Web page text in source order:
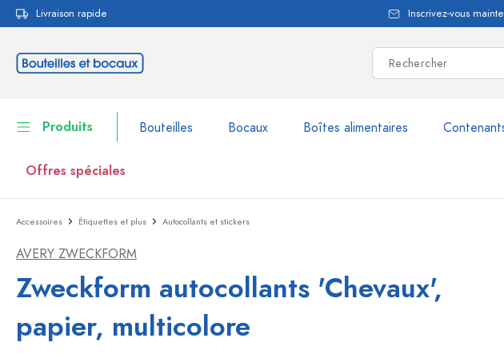
Passer à la navigation principale
Livraison rapide Inscrivez-vous
Produits Bouteilles Bocaux Boîtes alimentaires
Offres spéciales
Bouteilles
Boîtes alimentaires
Vaisselle
Voir la catégorie Bouteilles
Bouteilles par marque
Bouteilles WECK
Bouteilles Estal
Accessoires Étiquettes et plus Autocollants et stickers
AVERY ZWECKFORM
Zweckform autocollants 'Chevaux',
papier, multicolore